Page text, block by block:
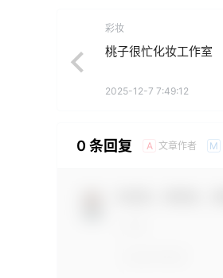
彩妆
桃子很忙化妆工作室
2025-12-7 7:49:12
0 条回复 A 文章作者 M